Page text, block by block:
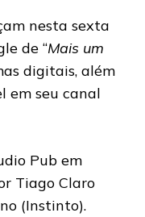
nesta sexta
de “Mais um
digitais, além
em seu canal
Pub em
Tiago Claro
(Instinto).